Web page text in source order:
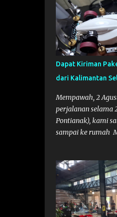
Dapat Kiriman
dari Kalimantan
Mempawah, 2
perjalanan selama
Pontianak), kami
sampai ke rumah
Kalimantan